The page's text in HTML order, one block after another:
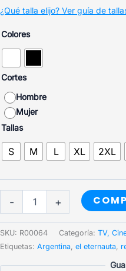
¿Qué talla elijo? Ver guía de
Colores
Cortes
Hombre
Mujer
Tallas
S M L XL 2XL
-
eternauta
+
SKU: R00064 Categoría: TV,
Etiquetas: Argentina, el eternauta,